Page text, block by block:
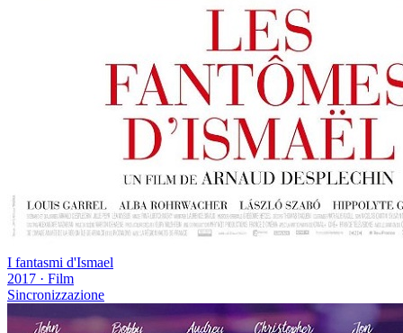
I fantasmi d'Ismael
2017 · Film
Sincronizzazione